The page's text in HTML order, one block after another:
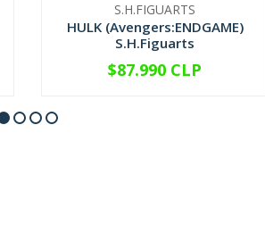
S.H.FIGUARTS
HULK (Avengers:ENDGAME)
S.H.Figuarts
+
$87.990 CLP